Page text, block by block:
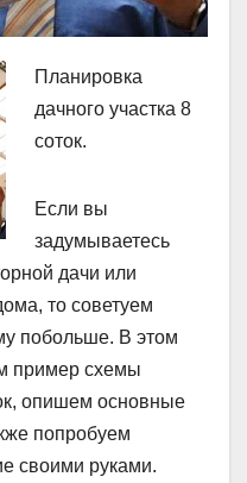
Планировка
дачного участка 8
соток.
Если вы
задумываетесь
дачи или
то советуем
побольше. В этом
пример схемы
опишем основные
попробуем
своими руками.